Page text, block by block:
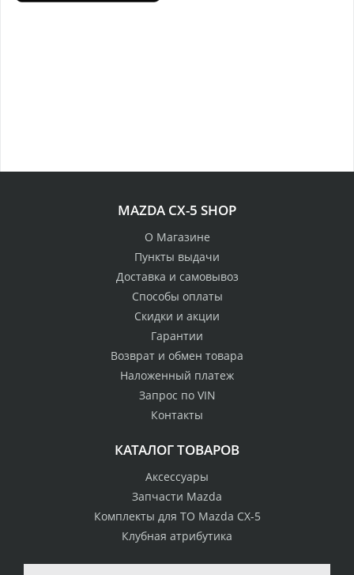
стоимости
Гарантия качества
MAZDA CX-5 SHOP
О Магазине
Пункты выдачи
Доставка и самовывоз
Способы оплаты
Скидки и акции
Гарантии
Возврат и обмен товара
Наложенный платеж
Запрос по VIN
Контакты
КАТАЛОГ ТОВАРОВ
Аксессуары
Запчасти Mazda
Комплекты для ТО Mazda CX-5
Клубная атрибутика